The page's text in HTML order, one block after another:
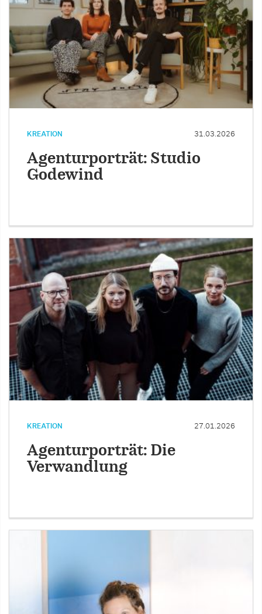
KREATION 31.03.2026
Agenturporträt: Studio
Godewind
KREATION 27.01.2026
Agenturporträt: Die
Verwandlung